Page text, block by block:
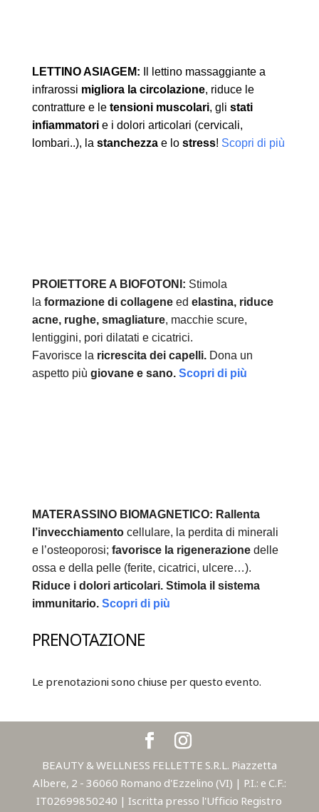
LETTINO ASIAGEM:
Il lettino massaggiante a
infrarossi migliora la circolazione, riduce le
contratture e le tensioni muscolari, gli stati
infiammatori e i dolori articolari (cervicali,
lombari..), la stanchezzae lo stress! Scopri di più
PROIETTORE A BIOFOTONI: Stimola
la formazione di collagene ed elastina, riduce
acne, rughe, smagliature, macchie scure,
lentiggini, pori dilatati e cicatrici.
Favorisce la ricrescita dei capelli. Dona un
aspetto più giovane e sano. Scopri di più
MATERASSINO BIOMAGNETICO: Rallenta
l’invecchiamentocellulare, la perdita di minerali
e l’osteoporosi; favorisce la rigenerazionedelle
ossa e della pelle (ferite, cicatrici, ulcere…).
Riduce i dolori articolari. Stimola il sistema
immunitario. Scopri di più
PRENOTAZIONE
Le prenotazioni sono chiuse per questo evento.
BEAUTY & WELLNESS FELLETTE S.R.L. Piazzetta
Albere, 2 - 36060 Romano d'Ezzelino (VI) | P.I.: e C.F.:
IT02699850240 | Iscritta presso l'Ufficio Registro